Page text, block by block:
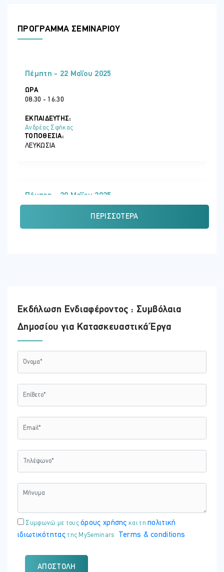
ΠΡΟΓΡΑΜΜΑ ΣΕΜΙΝΑΡΙΟΥ
Πέμπτη - 22 Μαΐου 2025
ΏΡΑ
08:30 - 16:30
ΕΚΠΑΙΔΕΥΤΗΣ:
Ανδρέας Σφήκας
ΤΟΠΟΘΕΣΊΑ:
ΛΕΥΚΩΣΊΑ
Πέμπτη - 29 Μαΐου 2025
ΠΕΡΙΣΣΌΤΕΡΑ
Εκδήλωση Ενδιαφέροντος : Συμβόλαια
Δημοσίου για Κατασκευαστικά Έργα
Συμφωνώ με τουςόρους χρήσης και τη πολιτική
ιδιωτικότηταςτης MySeminars Terms & conditions
ΑΠΟΣΤΟΛΉ